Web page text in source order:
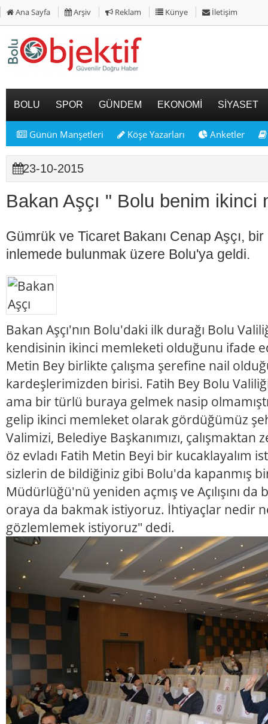
Ana Sayfa Arşiv Reklam Künye İletişim
BOLU SPOR GÜNDEM EKONOMİ SİYASET
Günün Manşetleri Köşe Yazarları Anketler
23-10-2015
Bakan Aşçı " Bolu benim ikinci
Gümrük ve Ticaret Bakanı Cenap Aşçı,
inlemede bulunmak üzere Bolu'ya geldi.
Bakan Aşçı'nın Bolu'daki ilk durağı Bolu
kendisinin ikinci memleketi olduğunu ifade
Metin Bey birlikte çalışma şerefine nail
kardeşlerimizden birisi. Fatih Bey Bolu
ama bir türlü buraya gelmek nasip
gelip ikinci memleket olarak gördüğümüz
Valimizi, Belediye Başkanımızı, çalışmaktan
öz evladı Fatih Metin Beyi bir kucaklayalım
sizlerin de bildiğiniz gibi Bolu'da kapanmış
Müdürlüğü'nü yeniden açmış ve Açılışını da
oraya da bakmak istiyoruz. İhtiyaçlar nedir
gözlemlemek istiyoruz" dedi.